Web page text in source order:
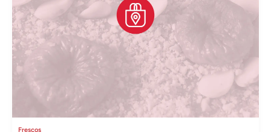
Frescos